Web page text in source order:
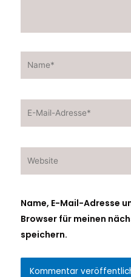
Name*
E-
Website
Name, E-Mail-Adresse
Browser für meinen
speichern.